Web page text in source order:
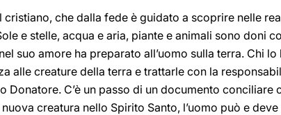
che dalla fede è guidato a scoprire nelle
e stelle, acqua e aria, piante e animali sono doni
suo amore ha preparato all’uomo sulla terra. Chi
alle creature della terra e trattarle con la
C’è un passo di un documento conciliare
creatura nello Spirito Santo, l’uomo può e